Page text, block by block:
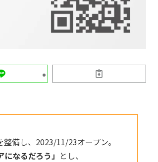
備し、2023/11/23オープン。
なるだろう」 とし、